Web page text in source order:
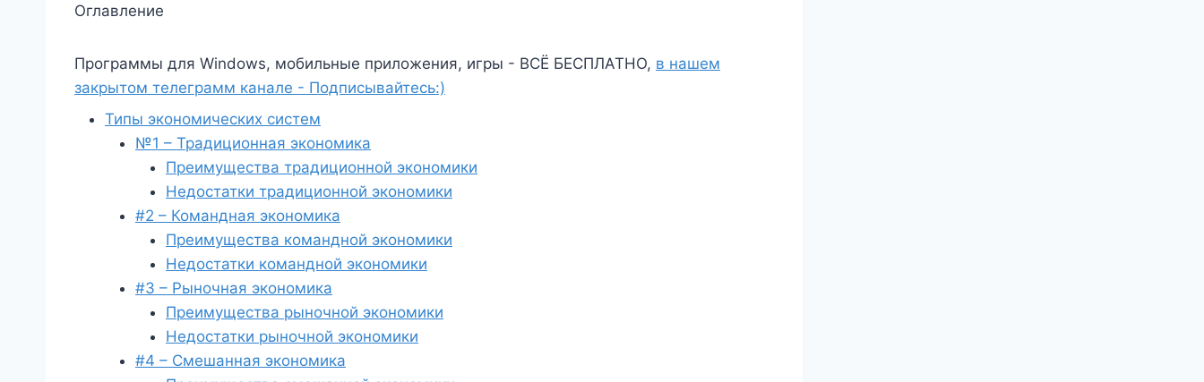
Оглавление
Программы для Windows, мобильные приложения, игры - ВСЁ БЕСПЛАТНО, в нашем
закрытом телеграмм канале - Подписывайтесь:)
Типы экономических систем
№1 – Традиционная экономика
Преимущества традиционной экономики
Недостатки традиционной экономики
#2 – Командная экономика
Преимущества командной экономики
Недостатки командной экономики
#3 – Рыночная экономика
Преимущества рыночной экономики
Недостатки рыночной экономики
#4 – Смешанная экономика